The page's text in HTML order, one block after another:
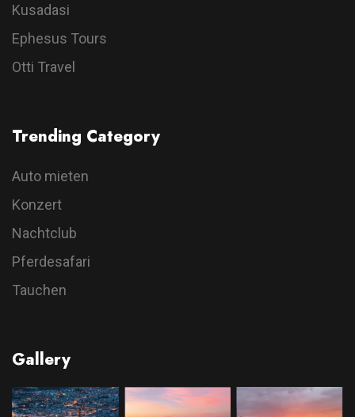
Kusadasi
Ephesus Tours
Otti Travel
Trending Category
Auto mieten
Konzert
Nachtclub
Pferdesafari
Tauchen
Gallery